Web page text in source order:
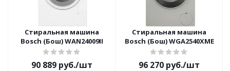
Стиральная машина
Bosch (Бош) WAN24009II
90 889 руб./шт
Стиральная машина
Bosch (Бош) WGA2540XME
96 270 руб./шт